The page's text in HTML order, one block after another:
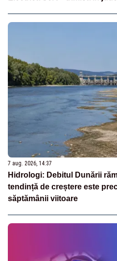
7 aug. 2026, 14:37
Hidrologi: Debitul Dunării
tendință de creștere este
săptămânii viitoare